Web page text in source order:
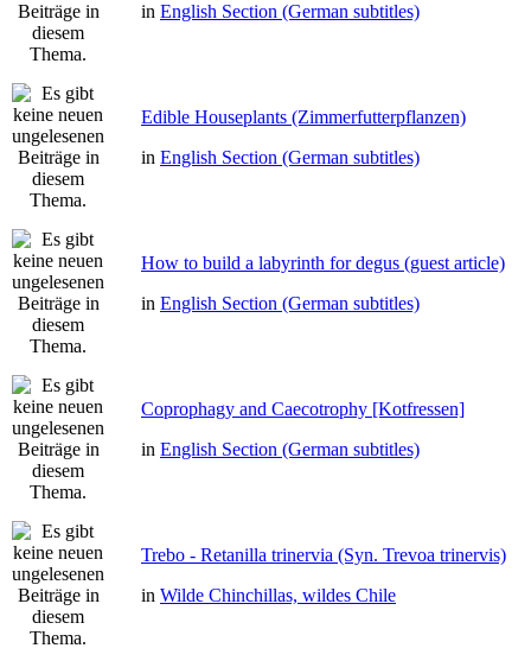
in English Section (German subtitles)
Edible Houseplants (Zimmerfutterpflanzen)
in English Section (German subtitles)
How to build a labyrinth for degus (guest article)
in English Section (German subtitles)
Coprophagy and Caecotrophy [Kotfressen]
in English Section (German subtitles)
Trebo - Retanilla trinervia (Syn. Trevoa trinervis)
in Wilde Chinchillas, wildes Chile